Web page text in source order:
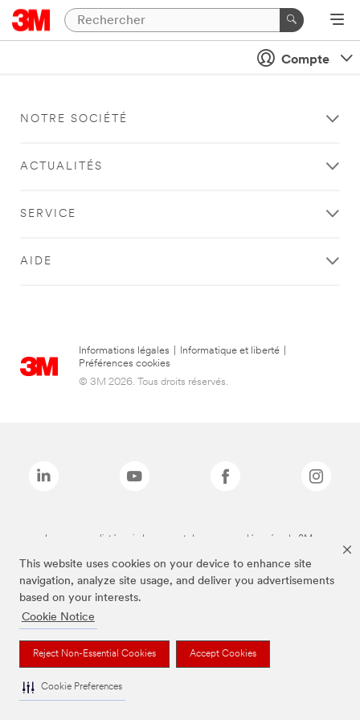
This website uses cookies on your device to enhance site
navigation, analyze site usage, and deliver you advertisements
based on your interests.
Cookie Notice
Reject Non-Essential Cookies Accept Cookies
Cookie Preferences
Compte
NOTRE SOCIÉTÉ
ACTUALITÉS
SERVICE
AIDE
Informations légales Informatique et liberté
Préférences cookies
© 3M 2026. Tous droits réservés.
Les marques listées ci-dessus sont des marques déposées de 3M.